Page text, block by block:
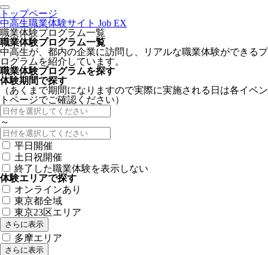
トップページ
中高生職業体験サイト Job EX
職業体験プログラム一覧
職業体験プログラム一覧
中高生が、都内の企業に訪問し、リアルな職業体験ができるプ
ログラムを紹介しています。
職業体験プログラムを探す
体験期間で探す
（あくまで期間になりますので実際に実施される日は各イベン
トページでご確認ください）
～
平日開催
土日祝開催
終了した職業体験を表示しない
体験エリアで探す
オンラインあり
東京都全域
東京23区エリア
さらに表示
多摩エリア
さらに表示